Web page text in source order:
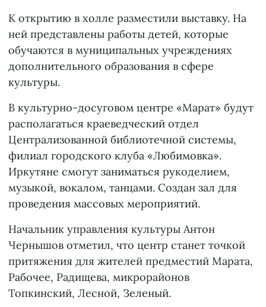
К открытию в холле разместили выставку. На
ней представлены работы детей, которые
обучаются в муниципальных учреждениях
дополнительного образования в сфере
культуры.
В культурно-досуговом центре «Марат» будут
располагаться краеведческий отдел
Централизованной библиотечной системы,
филиал городского клуба «Любимовка».
Иркутяне смогут заниматься рукоделием,
музыкой, вокалом, танцами. Создан зал для
проведения массовых мероприятий.
Начальник управления культуры Антон
Чернышов отметил, что центр станет точкой
притяжения для жителей предместий Марата,
Рабочее, Радищева, микрорайонов
Топкинский, Лесной, Зеленый.